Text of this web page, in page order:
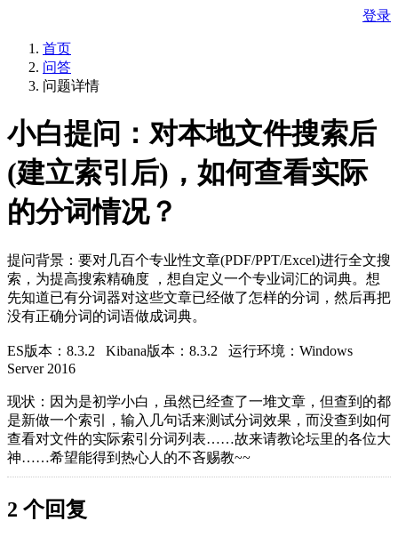
登录
首页
问答
问题详情
小白提问：对本地文件搜索后
(建立索引后)，如何查看实际
的分词情况？
提问背景：要对几百个专业性文章(PDF/PPT/Excel)进行全文搜
索，为提高搜索精确度 ，想自定义一个专业词汇的词典。想
先知道已有分词器对这些文章已经做了怎样的分词，然后再把
没有正确分词的词语做成词典。
ES版本：8.3.2 Kibana版本：8.3.2 运行环境：Windows
Server 2016
现状：因为是初学小白，虽然已经查了一堆文章，但查到的都
是新做一个索引，输入几句话来测试分词效果，而没查到如何
查看对文件的实际索引分词列表……故来请教论坛里的各位大
神……希望能得到热心人的不吝赐教~~
2 个回复